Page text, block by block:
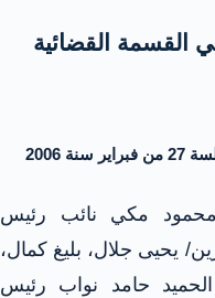
القسمة القضائية
محمود مكي نائب رئيس
يحيى جلال، بليغ كمال،
حامد نواب رئيس